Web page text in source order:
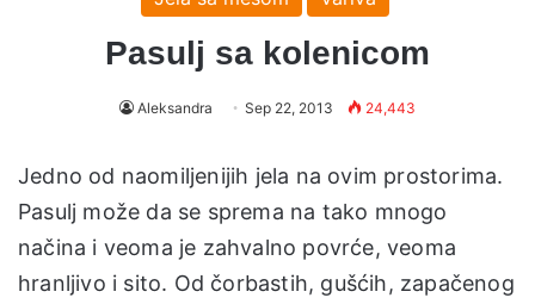
Pasulj sa kolenicom
Aleksandra Sep 22, 2013 24,443
Jedno od naomiljenijih jela na ovim prostorima.
Pasulj može da se sprema na tako mnogo
načina i veoma je zahvalno povrće, veoma
hranljivo i sito. Od čorbastih, gušćih, zapačenog